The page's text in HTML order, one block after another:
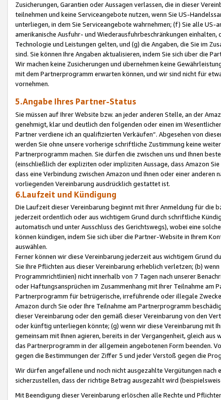
Zusicherungen, Garantien oder Aussagen verlassen, die in dieser
teilnehmen und keine Serviceangebote nutzen, wenn Sie US-
unterliegen, in dem Sie Serviceangebote wahrnehmen; (f) Sie alle
amerikanische Ausfuhr- und Wiederausfuhrbeschränkungen
Technologie und Leistungen gelten, und (g) die Angaben, die Sie im
sind. Sie können Ihre Angaben aktualisieren, indem Sie sich über die
Wir machen keine Zusicherungen und übernehmen keine
mit dem Partnerprogramm erwarten können, und wir sind nicht für
vornehmen.
5.Angabe Ihres Partner-Status
Sie müssen auf Ihrer Website bzw. an jeder anderen Stelle, an der
genehmigt, klar und deutlich den folgenden oder einen im
Partner verdiene ich an qualifizierten Verkäufen“. Abgesehen von
werden Sie ohne unsere vorherige schriftliche Zustimmung keine
Partnerprogramm machen. Sie dürfen die zwischen uns und Ihnen
(einschließlich der expliziten oder impliziten Aussage, dass Amazon
dass eine Verbindung zwischen Amazon und Ihnen oder einer
vorliegenden Vereinbarung ausdrücklich gestattet ist.
6.Laufzeit und Kündigung
Die Laufzeit dieser Vereinbarung beginnt mit Ihrer Anmeldung für die
jederzeit ordentlich oder aus wichtigem Grund durch schriftliche
automatisch und unter Ausschluss des Gerichtswegs), wobei eine
können kündigen, indem Sie sich über die Partner-Website in Ihrem
auswählen.
Ferner können wir diese Vereinbarung jederzeit aus wichtigem Grund
Sie Ihre Pflichten aus dieser Vereinbarung erheblich verletzen; (b)
Programmrichtlinien) nicht innerhalb von 7 Tagen nach unserer
oder Haftungsansprüchen im Zusammenhang mit Ihrer Teilnahme am
Partnerprogramm für betrügerische, irreführende oder illegale
Amazon durch Sie oder Ihre Teilnahme am Partnerprogramm
dieser Vereinbarung oder den gemäß dieser Vereinbarung von den
oder künftig unterliegen könnte; (g) wenn wir diese Vereinbarung mit
gemeinsam mit Ihnen agieren, bereits in der Vergangenheit, gleich
das Partnerprogramm in der allgemein angebotenen Form beenden.
gegen die Bestimmungen der Ziffer 5 und jeder Verstoß gegen die
Wir dürfen angefallene und noch nicht ausgezahlte Vergütungen
sicherzustellen, dass der richtige Betrag ausgezahlt wird
Mit Beendigung dieser Vereinbarung erlöschen alle Rechte und